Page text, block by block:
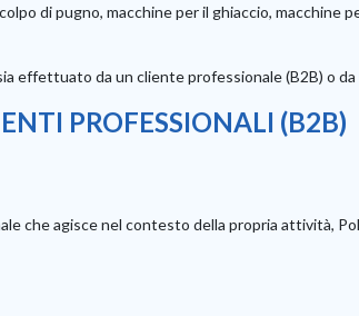
di pugno, macchine per il ghiaccio,
effettuato da un cliente professionale (B2B) o
PROFESSIONALI (B2B)
che agisce nel contesto della propria attività,